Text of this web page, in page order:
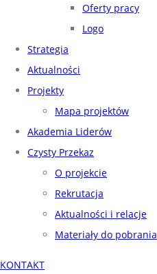
Oferty pracy
Logo
Strategia
Aktualności
Projekty
Mapa projektów
Akademia Liderów
Czysty Przekaz
O projekcie
Rekrutacja
Aktualności i relacje
Materiały do pobrania
KONTAKT